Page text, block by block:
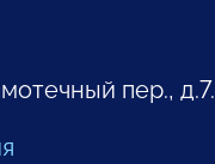
пер., д.7.